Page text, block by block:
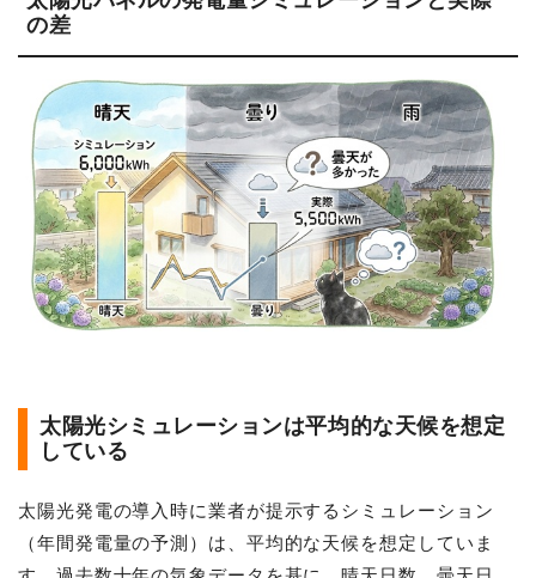
の差
太陽光シミュレーションは平均的な天候を想定
している
太陽光発電の導入時に業者が提示するシミュレーション
（年間発電量の予測）は、平均的な天候を想定していま